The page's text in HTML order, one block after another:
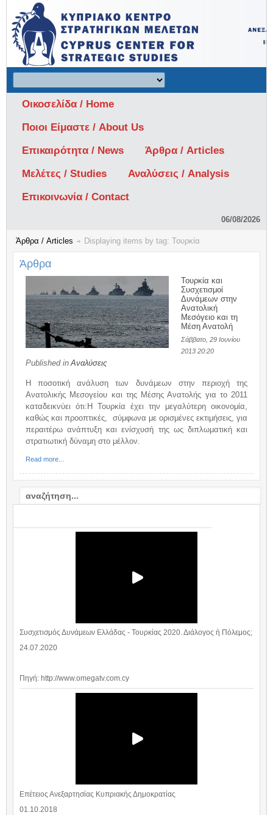
Οικοσελίδα / Home
Ποιοι Είμαστε / About Us
Επικαιρότητα / News
Άρθρα / Articles
Μελέτες / Studies
Αναλύσεις / Analysis
Επικοινωνία / Contact
06/08/2026
Άρθρα / Articles Displaying items by tag: Τουρκία
Άρθρα
Τουρκία και
Συσχετισμοί
Δυνάμεων στην
Ανατολική
Μεσόγειο και τη
Μέση Ανατολή
Σάββατο, 29 Ιουνίου
2013 20:20
Published in Αναλύσεις
Η ποσοτική ανάλυση των δυνάμεων στην περιοχή της
Ανατολικής Μεσογείου και της Μέσης Ανατολής για το 2011
καταδεικνύει ότι:H Τουρκία έχει την μεγαλύτερη οικονομία,
καθώς και προοπτικές, σύμφωνα με ορισμένες εκτιμήσεις, για
περαιτέρω ανάπτυξη και ενίσχυσή της ως διπλωματική και
στρατιωτική δύναμη στο μέλλον.
Read more...
Συσχετισμός Δυνάμεων Ελλάδας - Τουρκίας 2020. Διάλογος ή Πόλεμος;
24.07.2020
Πηγή: http://www.omegatv.com.cy
Επέτειος Ανεξαρτησίας Κυπριακής Δημοκρατίας
01.10.2018